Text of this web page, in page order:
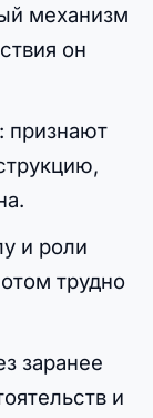
механизм
он
признают
и роли
трудно
заранее
и